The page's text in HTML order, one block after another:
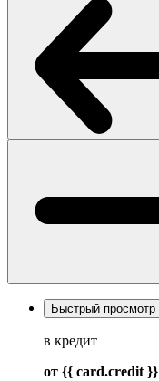
Быстрый просмотр
в кредит
от {{ card.credit }}